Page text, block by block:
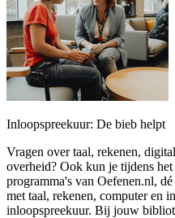
Inloopspreekuur: De bieb helpt
Vragen over taal, rekenen,
overheid? Ook kun je tijdens
programma's van Oefenen.nl,
met taal, rekenen, computer en
inloopspreekuur. Bij jouw